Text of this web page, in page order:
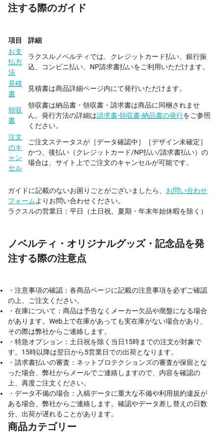
注する際のガイド
項目
詳細
お支
払方
法
ラクスルノベルティでは、クレジットカード払い、銀行振
込、コンビニ払い、NP請求書払いをご利用いただけます。
見積
書
見積書は商品詳細ページ内にて発行いただけます。
領収
書
領収書は納品書・領収書・請求書は商品に同梱されませ
ん。発行方法の詳細は請求書-領収書-納品書の発行をご参照
ください。
注文
のキ
ャン
セル
ご注文ステータスが［データ確認中］［デザイン未確定］
かつ、後払い（クレジットカード/NP払い/請求書払い）の
場合は、サイト上でご注文のキャンセルが可能です。
ガイドに記載のないお困りごとがございましたら、 お問い合わせ
フォームよりお問い合わせください。
ラクスルの営業日：平日（土日祝、夏期・年末年始休暇を除く）
ノベルティ・オリジナルグッズ・記念品を発
注する際の注意点
・注意事項の確認：各商品ページに記載の注意事項を必ずご確認
の上、ご注文ください。
・在庫について：商品は予告なくメーカー欠品や廃盤になる場合
があります。Web上で在庫があっても実在庫がない場合があり、
その際は弊社からご連絡します。
・特急オプション：土日祝を除く当日15時までの注文が対象で
す。15時以降は翌日から5営業日での出荷となります。
・請求書払いの審査：ネットプロテクションズの審査が保留とな
った場合、弊社からメールでご連絡しますので、内容を確認の
上、再度ご注文ください。
・データ不備の場合：入稿データに重大な不備や利用規約違反が
ある場合、弊社からご連絡します。確認やデータ差し替えの日数
分、出荷が遅れることがあります。
商品カテゴリー